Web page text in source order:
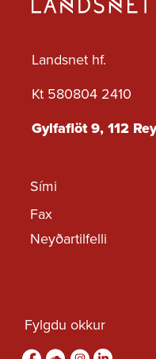
Landsnet hf.
Kt 580804 2410
Gylfaflöt 9, 112
Sími
Fax
Neyðartilfelli
Fylgdu okkur